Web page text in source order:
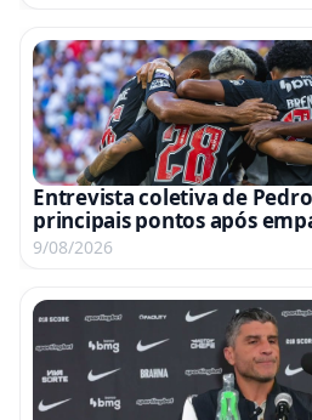
Entrevista coletiva de
principais pontos após
Vasco
9/08/2026